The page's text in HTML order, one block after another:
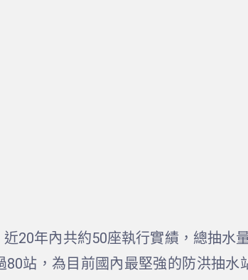
20年內共約50座執行實績，總抽水
站，為目前國內最堅強的防洪抽